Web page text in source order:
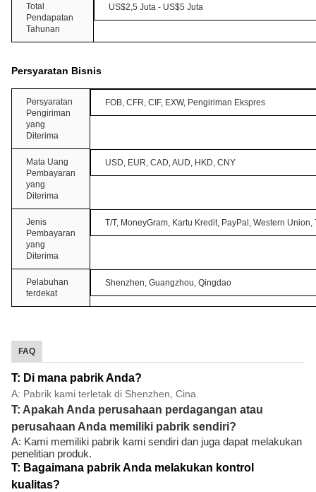
Total
Pendapatan
Tahunan
US$2,5 Juta - US$5 Juta
Persyaratan Bisnis
Persyaratan
Pengiriman
yang
Diterima
FOB, CFR, CIF, EXW, Pengiriman Ekspres
Mata Uang
Pembayaran
yang
Diterima
USD, EUR, CAD, AUD, HKD, CNY
Jenis
Pembayaran
yang
Diterima
T/T, MoneyGram, Kartu Kredit, PayPal, Western Union,
Pelabuhan
terdekat
Shenzhen, Guangzhou, Qingdao
FAQ
T: Di mana pabrik Anda?
A: Pabrik kami terletak di Shenzhen, Cina.
T: Apakah Anda perusahaan perdagangan atau
perusahaan Anda memiliki pabrik sendiri?
A: Kami memiliki pabrik kami sendiri dan juga dapat melakukan
penelitian produk.
T: Bagaimana pabrik Anda melakukan kontrol
kualitas?